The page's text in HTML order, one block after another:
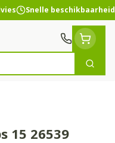
Snelle beschikbaarheid
Zoek
15 26539